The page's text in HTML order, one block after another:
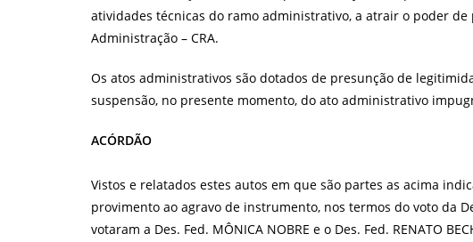
atividades técnicas do ramo administrativo, a atrair o poder de
Administração – CRA.
Os atos administrativos são dotados de presunção de
suspensão, no presente momento, do ato administrativo
ACÓRDÃO
Vistos e relatados estes autos em que são partes as acima
provimento ao agravo de instrumento, nos termos do voto da
votaram a Des. Fed. MÔNICA NOBRE e o Des. Fed. RENATO